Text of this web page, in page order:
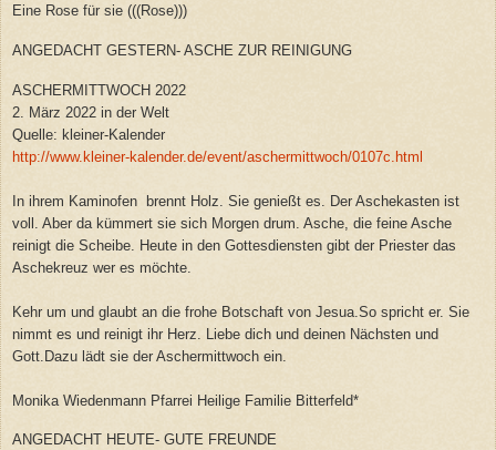
Eine Rose für sie (((Rose)))
ANGEDACHT GESTERN- ASCHE ZUR REINIGUNG
ASCHERMITTWOCH 2022
2. März 2022 in der Welt
Quelle: kleiner-Kalender
http://www.kleiner-kalender.de/event/aschermittwoch/0107c.html
In ihrem Kaminofen brennt Holz. Sie genießt es. Der Aschekasten ist
voll. Aber da kümmert sie sich Morgen drum. Asche, die feine Asche
reinigt die Scheibe. Heute in den Gottesdiensten gibt der Priester das
Aschekreuz wer es möchte.
Kehr um und glaubt an die frohe Botschaft von Jesua.So spricht er. Sie
nimmt es und reinigt ihr Herz. Liebe dich und deinen Nächsten und
Gott.Dazu lädt sie der Aschermittwoch ein.
Monika Wiedenmann Pfarrei Heilige Familie Bitterfeld*
ANGEDACHT HEUTE- GUTE FREUNDE